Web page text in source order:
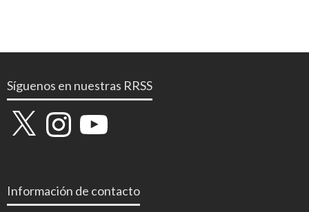
Síguenos en nuestras RRSS
X InstagramYouTube
Información de contacto